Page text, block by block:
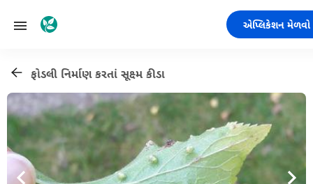
એપ્લિકેશન મેળવો
ફોડલી નિર્માણ કરતાં સૂક્ષ્મ કીડા